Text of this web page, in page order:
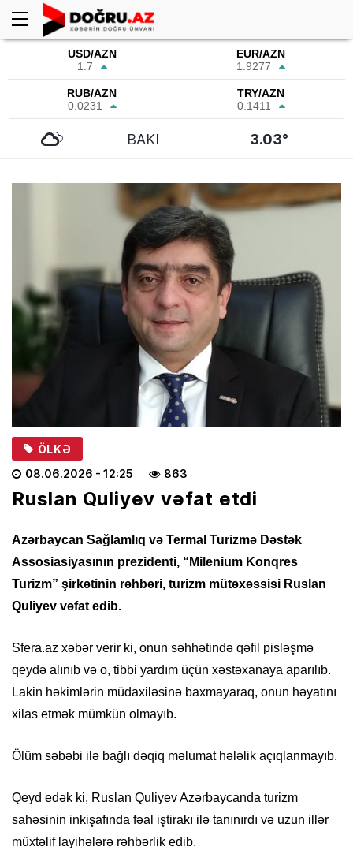
USD/AZN
1.7
EUR/AZN
1.9277
RUB/AZN
0.0231
TRY/AZN
0.1411
BAKI 3.03°
ÖLKƏ
08.06.2026 - 12:25 863
Ruslan Quliyev vəfat etdi
Azərbaycan Sağlamlıq və Termal Turizmə Dəstək
Assosiasiyasının prezidenti, “Milenium Konqres
Turizm” şirkətinin rəhbəri, turizm mütəxəssisi Ruslan
Quliyev vəfat edib.
Sfera.az xəbər verir ki, onun səhhətində qəfil pisləşmə
qeydə alınıb və o, tibbi yardım üçün xəstəxanaya aparılıb.
Lakin həkimlərin müdaxiləsinə baxmayaraq, onun həyatını
xilas etmək mümkün olmayıb.
Ölüm səbəbi ilə bağlı dəqiq məlumat hələlik açıqlanmayıb.
Qeyd edək ki, Ruslan Quliyev Azərbaycanda turizm
sahəsinin inkişafında fəal iştirakı ilə tanınırdı və uzun illər
müxtəlif layihələrə rəhbərlik edib.